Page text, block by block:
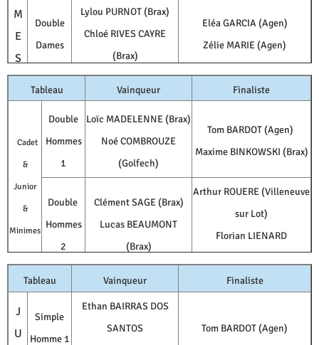
M
E
S
Double
Dames
Lylou PURNOT (Brax)
Chloé RIVES CAYRE
(Brax)
Eléa GARCIA (Agen)
Zélie MARIE (Agen)
Tableau Vainqueur Finaliste
Cadet
&
Junior
&
Minimes
Double
Hommes
1
Loïc MADELENNE (Brax)
Noé COMBROUZE
(Golfech)
Tom BARDOT (Agen)
Maxime BINKOWSKI (Brax)
Double
Hommes
2
Clément SAGE (Brax)
Lucas BEAUMONT
(Brax)
Arthur ROUERE (Villeneuve
sur Lot)
Florian LIENARD
Tableau
Vainqueur Finaliste
J
U
Simple
Homme 1
Ethan BAIRRAS DOS
SANTOS
Tom BARDOT (Agen)